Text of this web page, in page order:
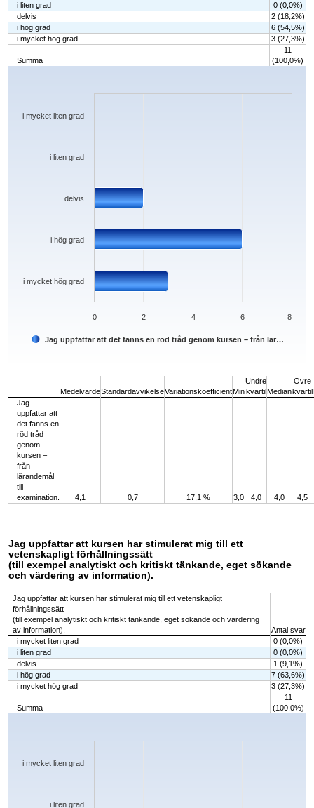
i liten grad
0 (0,0%)
delvis
2 (18,2%)
i hög grad
6 (54,5%)
i mycket hög grad
3 (27,3%)
Summa
11
(100,0%)
Chart
The chart has 1 X axis displaying categories.
Jag uppfattar att det fanns en röd tråd genom kursen – från lär…
i mycket hög grad
i hög grad
delvis
i liten grad
i mycket liten grad
0 2 4 6 8
MedelvärdeStandardavvikelseVariationskoefficientMin
Undre
kvartilMedian
Övre
kvartil
Jag
uppfattar att
det fanns en
röd tråd
genom
kursen –
från
lärandemål
till
examination.
4,1 0,7 17,1 % 3,0 4,0 4,0 4,5
Jag uppfattar att kursen har stimulerat mig till ett
vetenskapligt förhållningssätt
(till exempel analytiskt och kritiskt tänkande, eget sökande
och värdering av information).
Jag uppfattar att kursen har stimulerat mig till ett vetenskapligt
förhållningssätt
(till exempel analytiskt och kritiskt tänkande, eget sökande och värdering
av information).
Antal svar
i mycket liten grad
0 (0,0%)
i liten grad
0 (0,0%)
delvis
1 (9,1%)
i hög grad
7 (63,6%)
i mycket hög grad
3 (27,3%)
Summa
11
(100,0%)
Chart
The chart has 1 X axis displaying categories.
i liten grad
i mycket liten grad